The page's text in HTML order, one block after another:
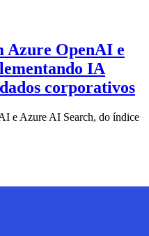
OpenAI e
IA
corporativos
e Azure AI Search, do índice